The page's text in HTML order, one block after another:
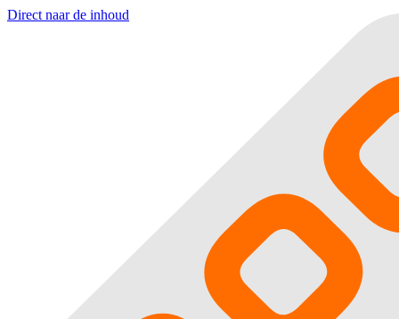
Direct naar de inhoud